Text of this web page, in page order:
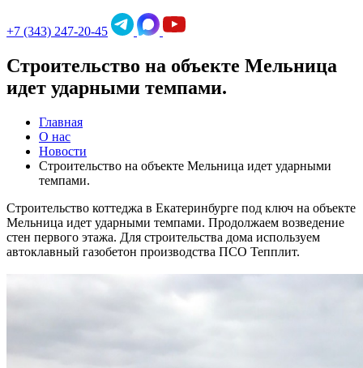
+7 (343) 247-20-45
Строительство на объекте Мельница
идет ударными темпами.
Главная
О нас
Новости
Строительство на объекте Мельница идет ударными
темпами.
Строительство коттеджа в Екатеринбурге под ключ на объекте
Мельница идет ударными темпами. Продолжаем возведение
стен первого этажа. Для строительства дома используем
автоклавный газобетон производства ПСО Тепплит.